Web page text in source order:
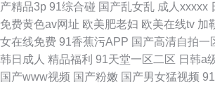
产精品3p 91综合碰 国产乱女乱 成人xxxxx
免费黄色av网址 欧美肥老妇 欧美在线tv 加
女在线免费 91香蕉污APP 国产高清自拍一
韩日成人 精品福利 91天堂一区二区 日韩a
国产www视频 国产粉嫩 国产男女猛视频